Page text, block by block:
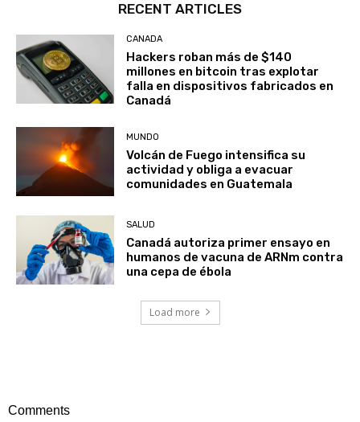
RECENT ARTICLES
CANADA
Hackers roban más de $140
millones en bitcoin tras explotar
falla en dispositivos fabricados en
Canadá
MUNDO
Volcán de Fuego intensifica su
actividad y obliga a evacuar
comunidades en Guatemala
SALUD
Canadá autoriza primer ensayo en
humanos de vacuna de ARNm contra
una cepa de ébola
Load more
Comments